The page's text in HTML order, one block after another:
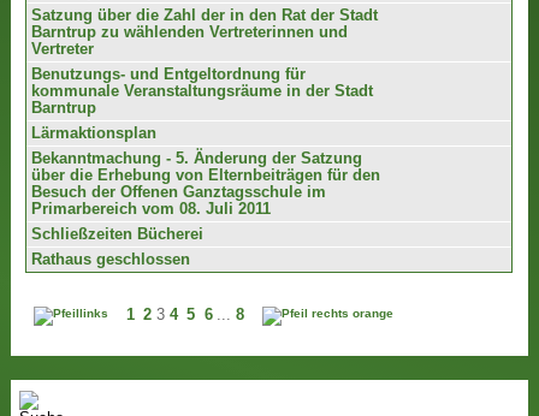
Satzung über die Zahl der in den Rat der Stadt
Barntrup zu wählenden Vertreterinnen und
Vertreter
Benutzungs- und Entgeltordnung für
kommunale Veranstaltungsräume in der Stadt
Barntrup
Lärmaktionsplan
Bekanntmachung - 5. Änderung der Satzung
über die Erhebung von Elternbeiträgen für den
Besuch der Offenen Ganztagsschule im
Primarbereich vom 08. Juli 2011
Schließzeiten Bücherei
Rathaus geschlossen
1 2 3 4 5 6 ... 8